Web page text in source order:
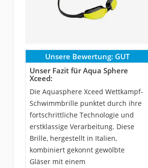
Unsere Bewertung: GUT
Unser Fazit für Aqua Sphere
Xceed:
Die Aquasphere Xceed Wettkampf-
Schwimmbrille punktet durch ihre
fortschrittliche Technologie und
erstklassige Verarbeitung. Diese
Brille, hergestellt in Italien,
kombiniert gekonnt gewölbte
Gläser mit einem